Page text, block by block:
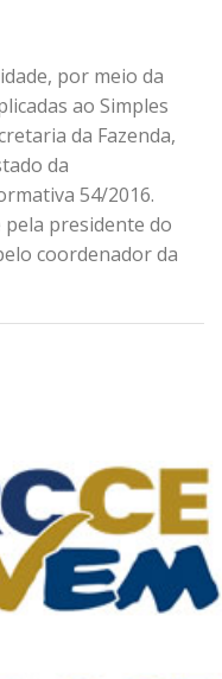
por meio da
ao Simples
da Fazenda,
da
54/2016.
presidente do
coordenador da